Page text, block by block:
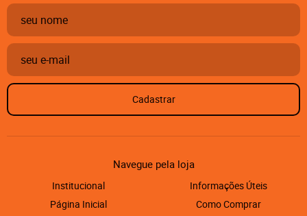
Cadastrar
Navegue pela loja
Institucional
Página Inicial
Informações Úteis
Como Comprar